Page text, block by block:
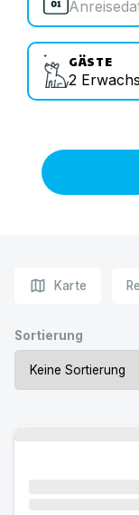
GÄSTE
2
map Karte
Sortierung